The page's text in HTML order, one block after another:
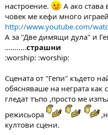
настроение.
А ако става
човек ме кефи много
http://www.youtube.com/
А за "Две димящи дула" и
...........страшни
:worship: :worship:
Сцената от "Гепи" където
обясняваше на неграта как
гледат тъпо ,просто ме
режисьора
култови сцени.